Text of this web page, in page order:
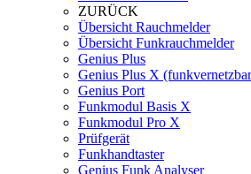
ZURÜCK
Übersicht Rauchmelder
Übersicht Funkrauchmelder
Genius Plus
Genius Plus X
Genius Port
Funkmodul Basis X
Funkmodul Pro X
Prüfgerät
Funkhandtaster
Genius Funk Analyser